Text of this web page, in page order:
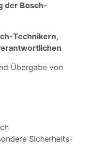
der Bosch-
Technikern,
Übergabe von
Sicherheits-